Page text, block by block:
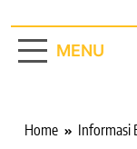
MENU
Home Informasi